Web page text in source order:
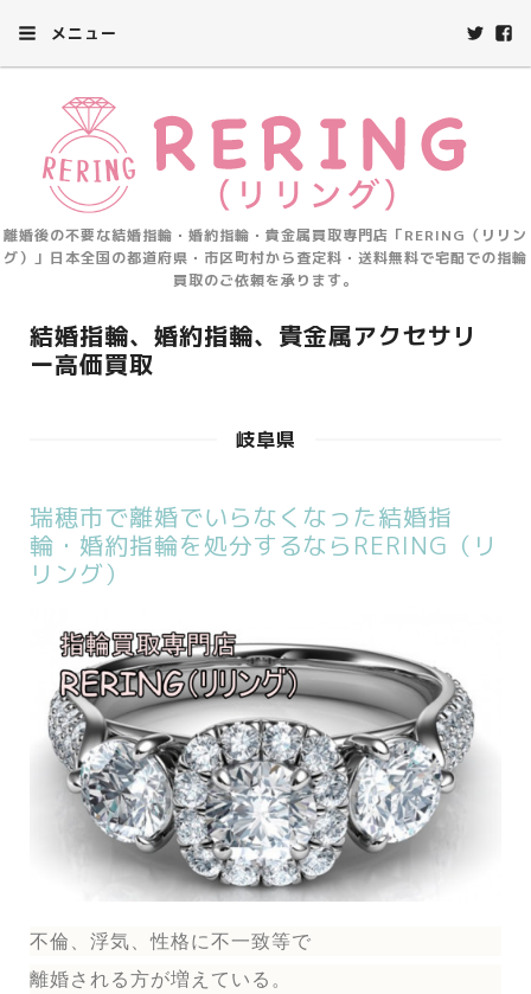
メニュー
離婚後の不要な結婚指輪・婚約指輪・貴金属買取専門店「RERING（リリン
グ）」日本全国の都道府県・市区町村から査定料・送料無料で宅配での指輪
買取のご依頼を承ります。
結婚指輪、婚約指輪、貴金属アクセサリ
ー高価買取
岐阜県
瑞穂市で離婚でいらなくなった結婚指
輪・婚約指輪を処分するならRERING（リ
リング）
不倫、浮気、性格に不一致等で
離婚される方が増えている。